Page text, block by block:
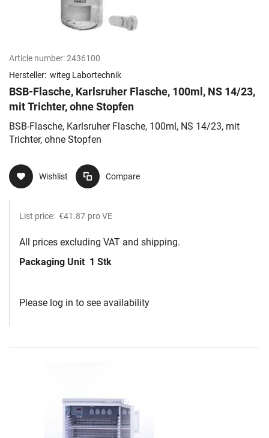
Article number:2436100
Hersteller: witeg Labortechnik
BSB-Flasche, Karlsruher Flasche, 100ml, NS 14/23,
mit Trichter, ohne Stopfen
BSB-Flasche, Karlsruher Flasche, 100ml, NS 14/23, mit
Trichter, ohne Stopfen
Wishlist Compare
List price: €41.87 pro VE
All prices excluding VAT and shipping.
Packaging Unit 1 Stk
Please log in to see availability